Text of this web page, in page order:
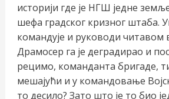
историји где је НГШ једне
шефа градског кризног штаба.
командује и руководи читавом
Драмосер га је деградирао и
рецимо, команданта бригаде,
мешајући и у командовање
то десило? Зато што је то био